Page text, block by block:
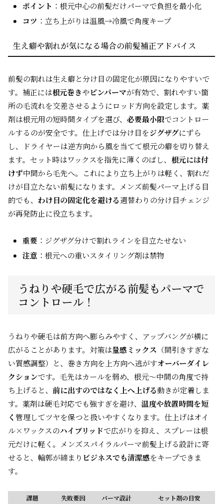
ポイント ：根元中心の前髪だけパーマで負担を最小化
コツ ：立ち上がりは温風→冷風で角度キープ
生え癖や割れが気になる場合の前髪補正アドバイス
前髪の割れは生え癖と分け目の固定化が原因になりやすいで
す。補正には根元巻きやピンパーマが有効で、割れやすい箇
所の毛流れを交差させるようにロッド方向を設定します。薬
剤は根元用の短時間タイプを選び、 必要最小限でコントロー
ルするのが安全です。仕上げでは分け目をジグザグにずら
し、ドライヤーは逆方向から風を当てて根元の癖を切り替え
ます。セット時はワックスを指先に薄くのばし、 根元には付
けず中間から毛先へ。これにより立ち上がりは軽く、割れだ
けが目立たない前髪になります。メンズ前髪パーマ上げる目
的でも、 わけ目の固定化を避ける週替わりの分け目チェンジ
が再発防止に役立ちます。
重要 ：ジグザグ分けで割れラインを目立たせない
注意 ：根元への重いスタイリング剤は禁物
うねりや硬毛で広がる前髪もパーマで
コントロール！
うねりや硬毛は前方向へ膨らみやすく、アップバングが横に
広がることがあります。対策は量感ミックス （間引きすぎな
い質感調整）と、巻き方向を上方向へ逃がすオーバーダイレ
クションです。毛先はカールを弱め、根元〜中間の角度で持
ち上げると、 前に出すのではなく上へ上げる動きが定着しま
す。薬剤は硬毛対応でも強すぎを避け、 温度や放置時間を短
く 管理してツヤを保つと扱いやすくなります。仕上げはオイ
ル×ワックスのハイブリッドで広がりを抑え、スプレーは根
元だけに軽く。メンズスパイラルパーマ前髪上げる設計に寄
せると、輪郭が締まり ビジネスでも清潔感をキープできま
す。
課題 失敗要因 パーマ設計
セット剤の目安